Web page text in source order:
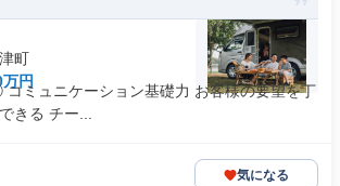
町
円
ミュニケーション基礎力 お客様の要望を丁
きる チー...
気になる